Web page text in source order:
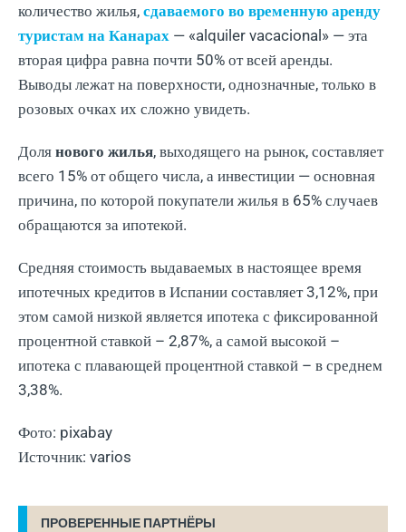
количество жилья, сдаваемого во временную аренду
туристам на Канарах — «alquiler vacacional» — эта
вторая цифра равна почти 50% от всей аренды.
Выводы лежат на поверхности, однозначные, только в
розовых очках их сложно увидеть.
Доля нового жилья, выходящего на рынок, составляет
всего 15% от общего числа, а инвестиции — основная
причина, по которой покупатели жилья в 65% случаев
обращаются за ипотекой.
Средняя стоимость выдаваемых в настоящее время
ипотечных кредитов в Испании составляет 3,12%, при
этом самой низкой является ипотека с фиксированной
процентной ставкой – 2,87%, а самой высокой –
ипотека с плавающей процентной ставкой – в среднем
3,38%.
Фото: pixabay
Источник: varios
ПРОВЕРЕННЫЕ ПАРТНЁРЫ